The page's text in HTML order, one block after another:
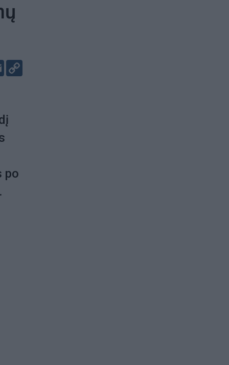
Email
po